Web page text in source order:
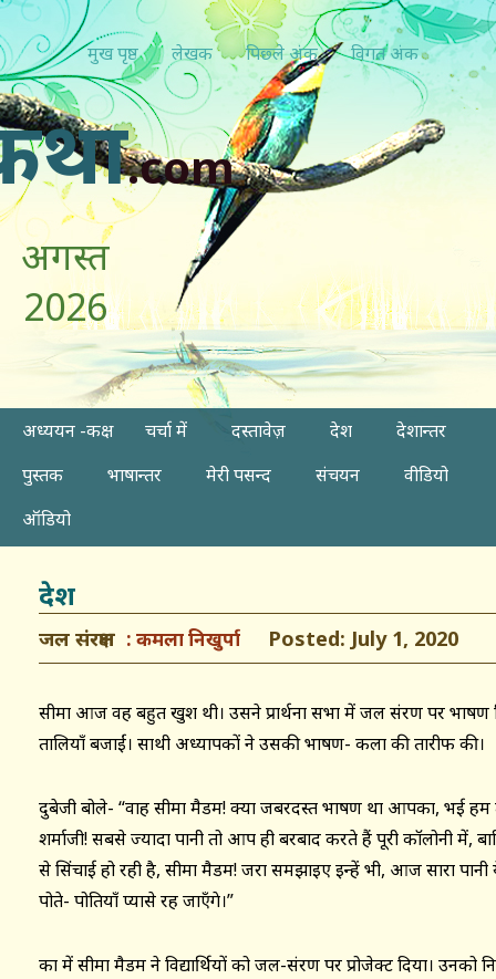
मुख पृष्ठ लेखक पिछ्ले अंक विगत अंक
.com
अगस्त
2026
अध्ययन -कक्ष चर्चा में दस्तावेज़ देश
देशान्तर
पुस्तक
भाषान्तर मेरी पसन्द संचयन
वीडियो
ऑडियो
देश
जल संरक्षण कमला निखुर्पा Posted: July 1, 2020
सीमा आज वह बहुत खुश थी। उसने प्रार्थना सभा में जल संरक्षण पर
तालियाँ बजाईं। साथी अध्यापकों ने उसकी भाषण- कला की तारीफ की।
दुबेजी बोले- “वाह सीमा मैडम! क्या जबरदस्त भाषण था आपका, भई
शर्माजी! सबसे ज्यादा पानी तो आप ही बरबाद करते हैं पूरी कॉलोनी में,
से सिंचाई हो रही है, सीमा मैडम! जरा समझाइए इन्हें भी, आज सारा
पोते- पोतियाँ प्यासे रह जाएँगे।”
कक्षा में सीमा मैडम ने विद्यार्थियों को जल-संरक्षण पर प्रोजेक्ट दिया।